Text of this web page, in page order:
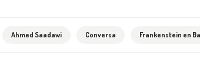
Ahmed Saadawi Conversa Frankenstein en